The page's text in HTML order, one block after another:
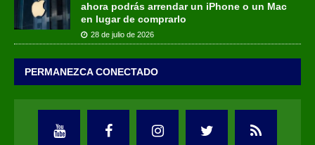
ahora podrás arrendar un iPhone o un Mac
en lugar de comprarlo
28 de julio de 2026
PERMANEZCA CONECTADO